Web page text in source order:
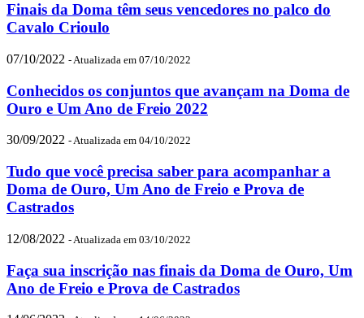
Finais da Doma têm seus vencedores no palco do
Cavalo Crioulo
07/10/2022 - Atualizada em 07/10/2022
Conhecidos os conjuntos que avançam na Doma de
Ouro e Um Ano de Freio 2022
30/09/2022 - Atualizada em 04/10/2022
Tudo que você precisa saber para acompanhar a
Doma de Ouro, Um Ano de Freio e Prova de
Castrados
12/08/2022 - Atualizada em 03/10/2022
Faça sua inscrição nas finais da Doma de Ouro, Um
Ano de Freio e Prova de Castrados